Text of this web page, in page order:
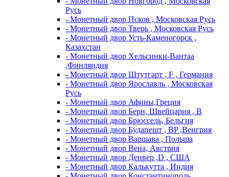
Русь
- Монетный двор Псков , Московская Русь
- Монетный двор Тверь , Московская Русь
- Монетный двор Усть-Каменогорск ,
Казахстан
- Монетный двор Хельсинки-Вантаа
,Финляндия
- Монетный двор Штутгарт , F , Германия
- Монетный двор Ярославль , Московская
Русь
- Монетный двор Афины,Греция
- Монетный двор Берн, Швейцария , В
- Монетный двор Брюссель, Бельгия
- Монетный двор Будапешт , BP ,Венгрия
- Монетный двор Варшава , Польша
- Монетный двор Вена, Австрия
- Монетный двор Денвер ,D , США
- Монетный двор Калькутта , Индия